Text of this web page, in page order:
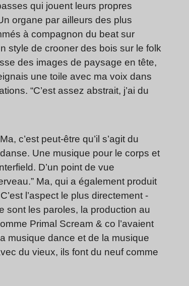
qui jouent leurs propres
organe par ailleurs des plus
à compagnon du beat sur
style de crooner des bois sur le folk
des images de paysage en tête,
une toile avec ma voix dans
“C’est assez abstrait, j’ai du
c’est peut-être qu’il s’agit du
Une musique pour le corps et
D’un point de vue
Ma, qui a également produit
l’aspect le plus directement
sont les paroles, la production au
Primal Scream & co l’avaient
musique dance et de la musique
du vieux, ils font du neuf comme